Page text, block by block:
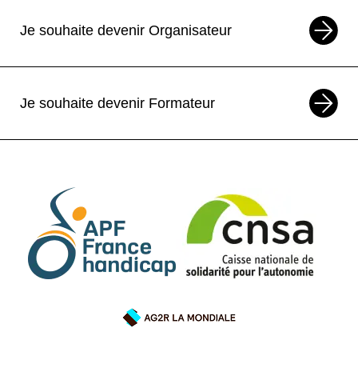
Je souhaite devenir Organisateur
Je souhaite devenir Formateur